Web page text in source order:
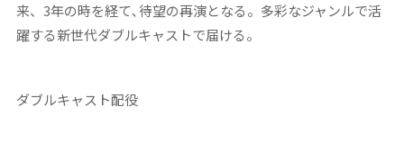
来、3年の時を経て､待望の再演となる。多彩なジャンルで活
躍する新世代ダブルキャストで届ける。
ダブルキャスト配役